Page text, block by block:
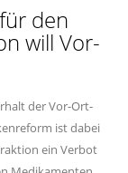
den
will Vor-
der Vor-Ort-
ist dabei
ein Verbot